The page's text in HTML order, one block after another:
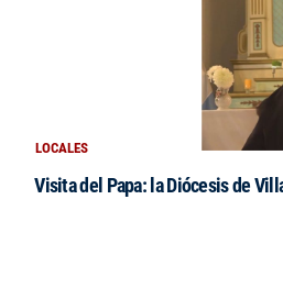
LOCALES
Visita del Papa: la Diócesis de